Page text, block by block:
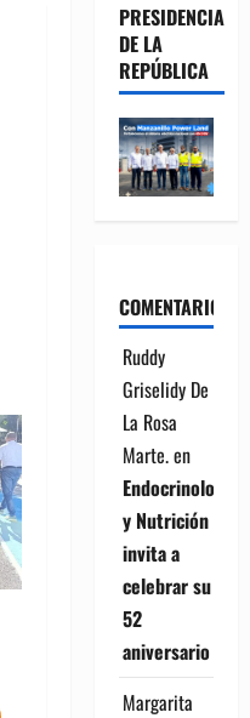
PRESIDENCIA
DE LA
REPÚBLICA
COMENTARIOS
Ruddy
Griselidy De
La Rosa
Marte.en
Endocrinología
y Nutrición
invita a
celebrar su
52
aniversario
Margarita